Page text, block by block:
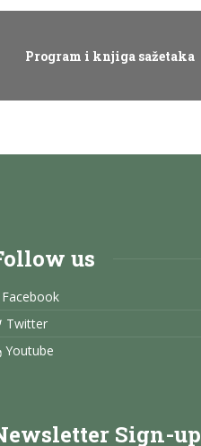
Program i knjiga sažetaka
us
Facebook
Twitter
Youtube
Sign-up